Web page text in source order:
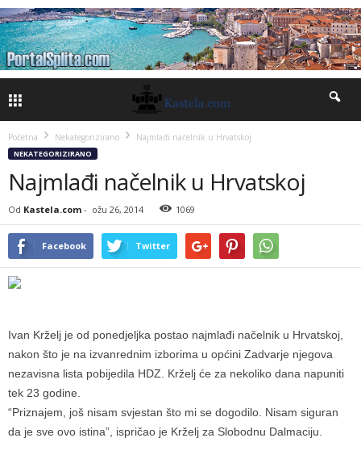
Početna Nekategorizirano Najmlađi načelnik u Hrvatskoj
NEKATEGORIZIRANO
Najmlađi načelnik u Hrvatskoj
Od Kastela.com - ožu 26, 2014 1069
Facebook Twitter
Ivan Krželj je od ponedjeljka postao najmlađi načelnik u Hrvatskoj,
nakon što je na izvanrednim izborima u općini Zadvarje njegova
nezavisna lista pobijedila HDZ. Krželj će za nekoliko dana napuniti
tek 23 godine.
“Priznajem, još nisam svjestan što mi se dogodilo. Nisam siguran
da je sve ovo istina”, ispričao je Krželj za Slobodnu Dalmaciju.